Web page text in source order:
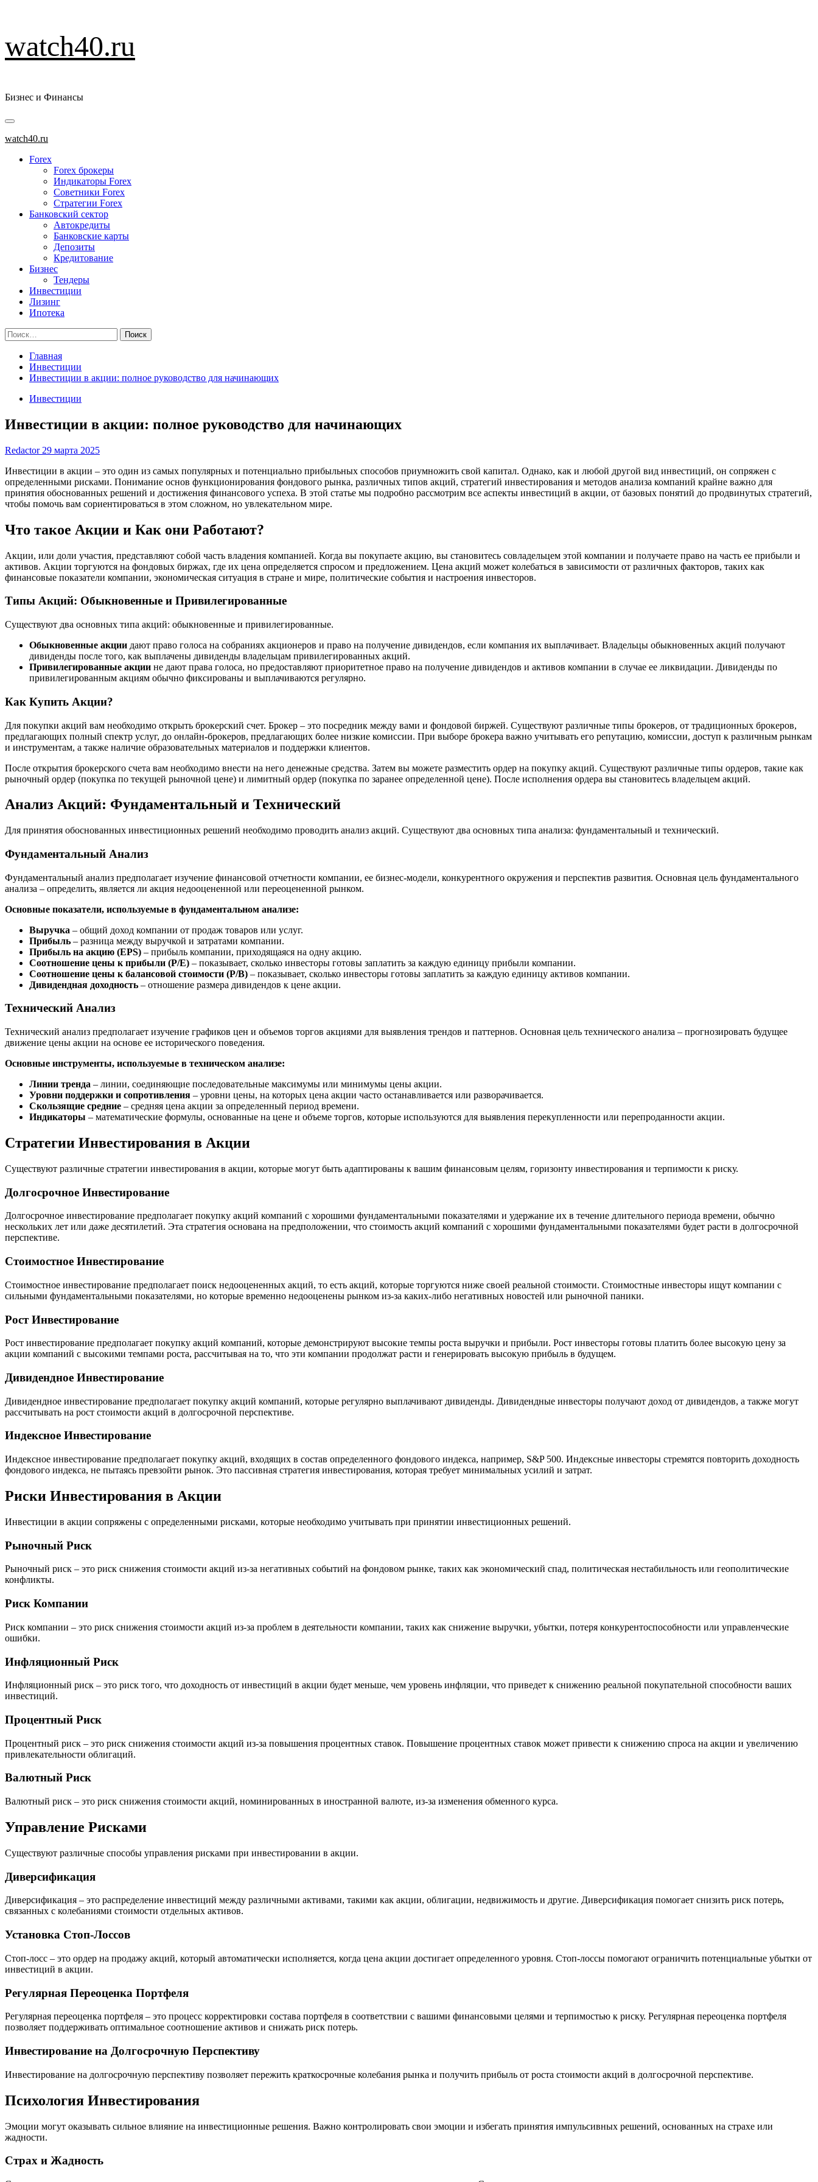
к
содержимому
watch40.ru
Бизнес и Финансы
Основное
меню
watch40.ru
Forex
Forex брокеры
Индикаторы Forex
Советники Forex
Стратегии Forex
Банковский сектор
Автокредиты
Банковские карты
Депозиты
Кредитование
Бизнес
Тендеры
Инвестиции
Лизинг
Ипотека
Найти:
Главная
Инвестиции
Инвестиции в акции: полное руководство для начинающих
Инвестиции
Инвестиции в акции: полное руководство для начинающих
Redactor 29 марта 2025
Инвестиции в акции – это один из самых популярных и потенциально прибыльных способов приумножить свой капитал. Однако, как и любой другой вид инвестиций, он сопряжен с
определенными рисками. Понимание основ функционирования фондового рынка, различных типов акций, стратегий инвестирования и методов анализа компаний крайне важно для
принятия обоснованных решений и достижения финансового успеха. В этой статье мы подробно рассмотрим все аспекты инвестиций в акции, от базовых понятий до продвинутых стратегий,
чтобы помочь вам сориентироваться в этом сложном, но увлекательном мире.
Что такое Акции и Как они Работают?
Акции, или доли участия, представляют собой часть владения компанией. Когда вы покупаете акцию, вы становитесь совладельцем этой компании и получаете право на часть ее прибыли и
активов. Акции торгуются на фондовых биржах, где их цена определяется спросом и предложением. Цена акций может колебаться в зависимости от различных факторов, таких как
финансовые показатели компании, экономическая ситуация в стране и мире, политические события и настроения инвесторов.
Типы Акций: Обыкновенные и Привилегированные
Существуют два основных типа акций: обыкновенные и привилегированные.
Обыкновенные акции дают право голоса на собраниях акционеров и право на получение дивидендов, если компания их выплачивает. Владельцы обыкновенных акций получают
дивиденды после того, как выплачены дивиденды владельцам привилегированных акций.
Привилегированные акции не дают права голоса, но предоставляют приоритетное право на получение дивидендов и активов компании в случае ее ликвидации. Дивиденды по
привилегированным акциям обычно фиксированы и выплачиваются регулярно.
Как Купить Акции?
Для покупки акций вам необходимо открыть брокерский счет. Брокер – это посредник между вами и фондовой биржей. Существуют различные типы брокеров, от традиционных брокеров,
предлагающих полный спектр услуг, до онлайн-брокеров, предлагающих более низкие комиссии. При выборе брокера важно учитывать его репутацию, комиссии, доступ к различным рынкам
и инструментам, а также наличие образовательных материалов и поддержки клиентов.
После открытия брокерского счета вам необходимо внести на него денежные средства. Затем вы можете разместить ордер на покупку акций. Существуют различные типы ордеров, такие как
рыночный ордер (покупка по текущей рыночной цене) и лимитный ордер (покупка по заранее определенной цене). После исполнения ордера вы становитесь владельцем акций.
Анализ Акций: Фундаментальный и Технический
Для принятия обоснованных инвестиционных решений необходимо проводить анализ акций. Существуют два основных типа анализа: фундаментальный и технический.
Фундаментальный Анализ
Фундаментальный анализ предполагает изучение финансовой отчетности компании, ее бизнес-модели, конкурентного окружения и перспектив развития. Основная цель фундаментального
анализа – определить, является ли акция недооцененной или переоцененной рынком.
Основные показатели, используемые в фундаментальном анализе:
Выручка – общий доход компании от продаж товаров или услуг.
Прибыль – разница между выручкой и затратами компании.
Прибыль на акцию (EPS) – прибыль компании, приходящаяся на одну акцию.
Соотношение цены к прибыли (P/E) – показывает, сколько инвесторы готовы заплатить за каждую единицу прибыли компании.
Соотношение цены к балансовой стоимости (P/B) – показывает, сколько инвесторы готовы заплатить за каждую единицу активов компании.
Дивидендная доходность – отношение размера дивидендов к цене акции.
Технический Анализ
Технический анализ предполагает изучение графиков цен и объемов торгов акциями для выявления трендов и паттернов. Основная цель технического анализа – прогнозировать будущее
движение цены акции на основе ее исторического поведения.
Основные инструменты, используемые в техническом анализе:
Линии тренда – линии, соединяющие последовательные максимумы или минимумы цены акции.
Уровни поддержки и сопротивления – уровни цены, на которых цена акции часто останавливается или разворачивается.
Скользящие средние – средняя цена акции за определенный период времени.
Индикаторы – математические формулы, основанные на цене и объеме торгов, которые используются для выявления перекупленности или перепроданности акции.
Стратегии Инвестирования в Акции
Существуют различные стратегии инвестирования в акции, которые могут быть адаптированы к вашим финансовым целям, горизонту инвестирования и терпимости к риску.
Долгосрочное Инвестирование
Долгосрочное инвестирование предполагает покупку акций компаний с хорошими фундаментальными показателями и удержание их в течение длительного периода времени, обычно
нескольких лет или даже десятилетий. Эта стратегия основана на предположении, что стоимость акций компаний с хорошими фундаментальными показателями будет расти в долгосрочной
перспективе.
Стоимостное Инвестирование
Стоимостное инвестирование предполагает поиск недооцененных акций, то есть акций, которые торгуются ниже своей реальной стоимости. Стоимостные инвесторы ищут компании с
сильными фундаментальными показателями, но которые временно недооценены рынком из-за каких-либо негативных новостей или рыночной паники.
Рост Инвестирование
Рост инвестирование предполагает покупку акций компаний, которые демонстрируют высокие темпы роста выручки и прибыли. Рост инвесторы готовы платить более высокую цену за
акции компаний с высокими темпами роста, рассчитывая на то, что эти компании продолжат расти и генерировать высокую прибыль в будущем.
Дивидендное Инвестирование
Дивидендное инвестирование предполагает покупку акций компаний, которые регулярно выплачивают дивиденды. Дивидендные инвесторы получают доход от дивидендов, а также могут
рассчитывать на рост стоимости акций в долгосрочной перспективе.
Индексное Инвестирование
Индексное инвестирование предполагает покупку акций, входящих в состав определенного фондового индекса, например, S&P 500. Индексные инвесторы стремятся повторить доходность
фондового индекса, не пытаясь превзойти рынок. Это пассивная стратегия инвестирования, которая требует минимальных усилий и затрат.
Риски Инвестирования в Акции
Инвестиции в акции сопряжены с определенными рисками, которые необходимо учитывать при принятии инвестиционных решений.
Рыночный Риск
Рыночный риск – это риск снижения стоимости акций из-за негативных событий на фондовом рынке, таких как экономический спад, политическая нестабильность или геополитические
конфликты.
Риск Компании
Риск компании – это риск снижения стоимости акций из-за проблем в деятельности компании, таких как снижение выручки, убытки, потеря конкурентоспособности или управленческие
ошибки.
Инфляционный Риск
Инфляционный риск – это риск того, что доходность от инвестиций в акции будет меньше, чем уровень инфляции, что приведет к снижению реальной покупательной способности ваших
инвестиций.
Процентный Риск
Процентный риск – это риск снижения стоимости акций из-за повышения процентных ставок. Повышение процентных ставок может привести к снижению спроса на акции и увеличению
привлекательности облигаций.
Валютный Риск
Валютный риск – это риск снижения стоимости акций, номинированных в иностранной валюте, из-за изменения обменного курса.
Управление Рисками
Существуют различные способы управления рисками при инвестировании в акции.
Диверсификация
Диверсификация – это распределение инвестиций между различными активами, такими как акции, облигации, недвижимость и другие. Диверсификация помогает снизить риск потерь,
связанных с колебаниями стоимости отдельных активов.
Установка Стоп-Лоссов
Стоп-лосс – это ордер на продажу акций, который автоматически исполняется, когда цена акции достигает определенного уровня. Стоп-лоссы помогают ограничить потенциальные убытки от
инвестиций в акции.
Регулярная Переоценка Портфеля
Регулярная переоценка портфеля – это процесс корректировки состава портфеля в соответствии с вашими финансовыми целями и терпимостью к риску. Регулярная переоценка портфеля
позволяет поддерживать оптимальное соотношение активов и снижать риск потерь.
Инвестирование на Долгосрочную Перспективу
Инвестирование на долгосрочную перспективу позволяет пережить краткосрочные колебания рынка и получить прибыль от роста стоимости акций в долгосрочной перспективе.
Психология Инвестирования
Эмоции могут оказывать сильное влияние на инвестиционные решения. Важно контролировать свои эмоции и избегать принятия импульсивных решений, основанных на страхе или
жадности.
Страх и Жадность